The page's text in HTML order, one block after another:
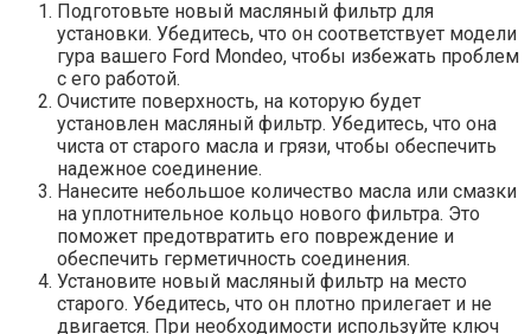
Подготовьте новый масляный фильтр для
установки. Убедитесь, что он соответствует модели
гура вашего Ford Mondeo, чтобы избежать проблем
с его работой.
Очистите поверхность, на которую будет
установлен масляный фильтр. Убедитесь, что она
чиста от старого масла и грязи, чтобы обеспечить
надежное соединение.
Нанесите небольшое количество масла или смазки
на уплотнительное кольцо нового фильтра. Это
поможет предотвратить его повреждение и
обеспечить герметичность соединения.
Установите новый масляный фильтр на место
старого. Убедитесь, что он плотно прилегает и не
двигается. При необходимости используйте ключ